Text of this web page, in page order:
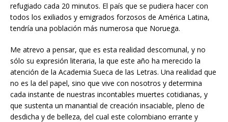
refugiado cada 20 minutos. El país que se pudiera hacer con
todos los exiliados y emigrados forzosos de América Latina,
tendría una población más numerosa que Noruega.
Me atrevo a pensar, que es esta realidad descomunal, y no
sólo su expresión literaria, la que este año ha merecido la
atención de la Academia Sueca de las Letras. Una realidad que
no es la del papel, sino que vive con nosotros y determina
cada instante de nuestras incontables muertes cotidianas, y
que sustenta un manantial de creación insaciable, pleno de
desdicha y de belleza, del cual este colombiano errante y